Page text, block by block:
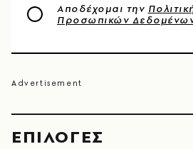
EΠΙΛΟΓΈΣ
Αποδέχομαι την
Προσωπικών